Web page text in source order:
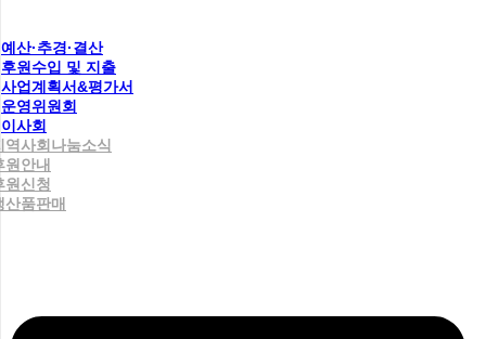
예산·추경·결산
후원수입 및 지출
사업계획서&평가서
운영위원회
이사회
역사회나눔소식
원안내
원신청
산품판매